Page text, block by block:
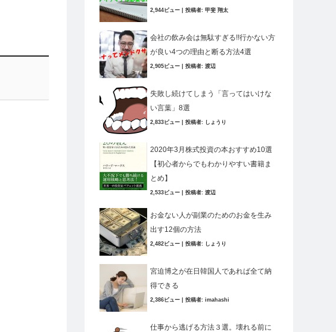
2,944ビュー 投稿者: 甲斐 翔太
会社の飲み会は無駄すぎる!!行かない方
が良い4つの理由と断る方法4選
2,905ビュー 投稿者: 渡辺
失敗し続けてしまう「言ってはいけな
い言葉」8選
2,833ビュー 投稿者: しょうり
2020年3月株式投資の本おすすめ10選
【初心者からでもわかりやすい書籍ま
とめ】
2,533ビュー 投稿者: 渡辺
お金ない人が副業のためのお金を生み
出す12個の方法
2,482ビュー 投稿者: しょうり
宮迫博之が在日韓国人であれば全て納
得できる
2,386ビュー 投稿者: imahashi
仕事から逃げる方法３選。壊れる前に